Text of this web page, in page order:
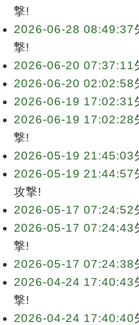
撃!
2026-06-28 08:49:37
撃!
2026-06-20 07:37:11
2026-06-20 02:02:58
2026-06-19 17:02:31
2026-06-19 17:02:28
撃!
2026-05-19 21:45:03
2026-05-19 21:44:57
攻撃!
2026-05-17 07:24:52
2026-05-17 07:24:43
撃!
2026-05-17 07:24:38
2026-04-24 17:40:43
撃!
2026-04-24 17:40:40